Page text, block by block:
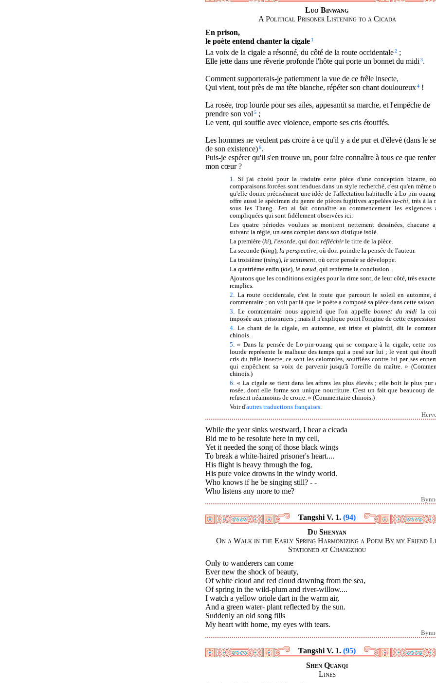
Luo Binwang
A Political Prisoner Listening to a Cicada
En prison,
le poète entend chanter la cigale 1
La voix de la cigale a résonné, du côté de la route occidentale2 ;
Elle jette dans une rêverie profonde l'hôte qui porte un bonnet du midi 3.
Comment supporterais-je patiemment la vue de ce frêle insecte,
Qui vient, tout près de ma tête blanche, répéter son chant douloureux4 !
La rosée, trop lourde pour ses ailes, appesantit sa marche, et l'empêche de
prendre son vol 5 ;
Le vent, qui souffle avec violence, emporte ses cris étouffés.
Les hommes ne veulent pas croire à ce qu'il y a de pur et d'élevé (dans le
de son existence)6.
Puis-je espérer qu'il s'en trouve un, pour faire connaître à tous ce que
mon cœur ?
1
. Si j'ai choisi pour la traduire cette pièce d'une conception bizarre,
comparaisons forcées sont rendues dans un style recherché, c'est qu'en même
qu'elle donne précisément une idée de l'affectation habituelle à Lo-pin-
offre aussi le spécimen du genre de pièces fugitives appelées lu-chi , très à la
sous les Thang. J'en ai fait connaître au commencement les exigences
compliquées qui sont fidèlement observées ici.
Les quatre périodes voulues se montrent nettement dessinées, chacune
suivant la règle, un sens complet dans son distique isolé.
La première (ki), l'exorde , qui doit réfléchir le titre de la pièce.
La seconde (king), la perspective , où doit poindre la pensée de l'auteur.
La troisième (tsing), le sentiment , où cette pensée se développe.
La quatrième enfin (kie), le nœud , qui renferme la conclusion.
Ajoutons que les conditions exigées pour la rime sont, de leur côté, très
remplies.
2 . La route occidentale, c'est la route que parcourt le soleil en automne,
commentaire ; on voit par là que le poète a composé sa pièce dans cette saison.
3 . Le commentaire nous apprend que l'on appelle bonnet du midi la
imposée aux prisonniers ; mais il n'explique point l'origine de cette expression.
4 . Le chant de la cigale, en automne, est triste et plaintif, dit le
chinois.
5 . « Dans la pensée de Lo-pin-ouang qui se compare à la cigale, cette
lourde représente le malheur des temps qui a pesé sur lui ; le vent qui
cris du frêle insecte, ce sont les calomnies, soufflées contre lui par ses
qui empêchent sa voix de parvenir jusqu'à l'oreille du maître. »
chinois.)
6 . « La cigale se tient dans les arbres les plus élevés ; elle boit le plus pur
rosée, dont elle forme son unique nourriture. C'est un fait que beaucoup de
refusent néanmoins de croire. » (Commentaire chinois.)
Voir d'autres traductions françaises
While the year sinks westward, I hear a cicada
Bid me to be resolute here in my cell,
Yet it needed the song of those black wings
To break a white-haired prisoner's heart....
His flight is heavy through the fog,
His pure voice drowns in the windy world.
Who knows if he be singing still? - -
Who listens any more to me?
Tangshi V. 1. (94)
Du Shenyan
On a Walk in the Early Spring Harmonizing a Poem By my Friend
Stationed at Changzhou
Only to wanderers can come
Ever new the shock of beauty,
Of white cloud and red cloud dawning from the sea,
Of spring in the wild-plum and river-willow....
I watch a yellow oriole dart in the warm air,
And a green water- plant reflected by the sun.
Suddenly an old song fills
My heart with home, my eyes with tears.
Tangshi V. 1. (95)
Shen Quanqi
Lines